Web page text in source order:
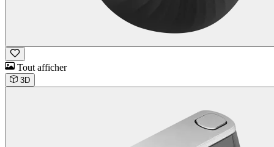
Tout afficher
3D